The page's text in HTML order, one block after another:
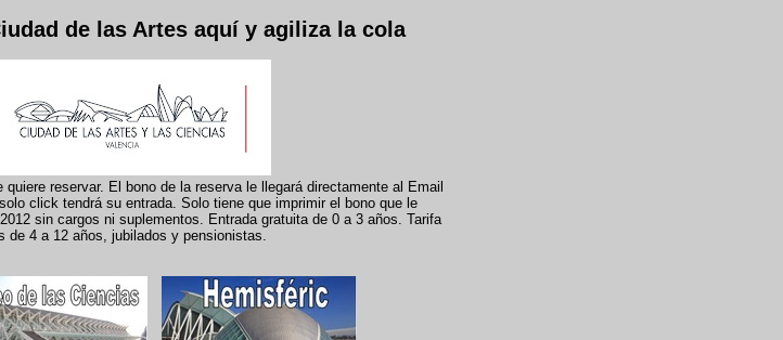
de las Artes aquí y agiliza la cola
reservar. El bono de la reserva le llegará directamente al Email
click tendrá su entrada. Solo tiene que imprimir el bono que le
sin cargos ni suplementos. Entrada gratuita de 0 a 3 años. Tarifa
de 4 a 12 años, jubilados y pensionistas.